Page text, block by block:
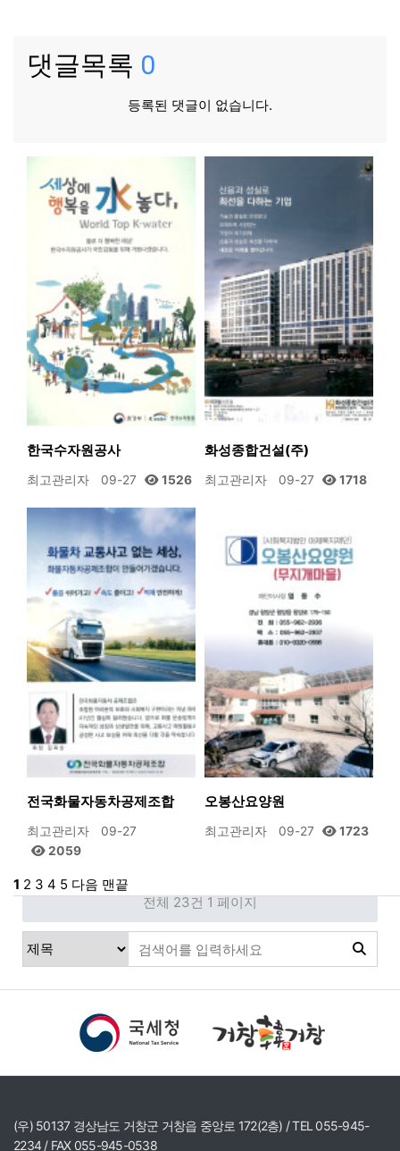
댓글목록 0
등록된 댓글이 없습니다.
한국수자원공사
최고관리자 09-27 1526
화성종합건설(주)
최고관리자 09-27 1718
전국화물자동차공제조합
최고관리자
09-27
2059
오봉산요양원
최고관리자 09-27 1723
1 2 3 4 5 다음 맨끝
전체 23건 1 페이지
(우) 50137 경상남도 거창군 거창읍 중앙로 172(2층) / TEL 055-945-
2234 / FAX 055-945-0538